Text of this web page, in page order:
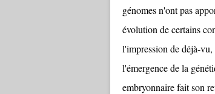
génomes n'ont pas
évolution de certains
l'impression de déjà-
l'émergence de la
embryonnaire fait son